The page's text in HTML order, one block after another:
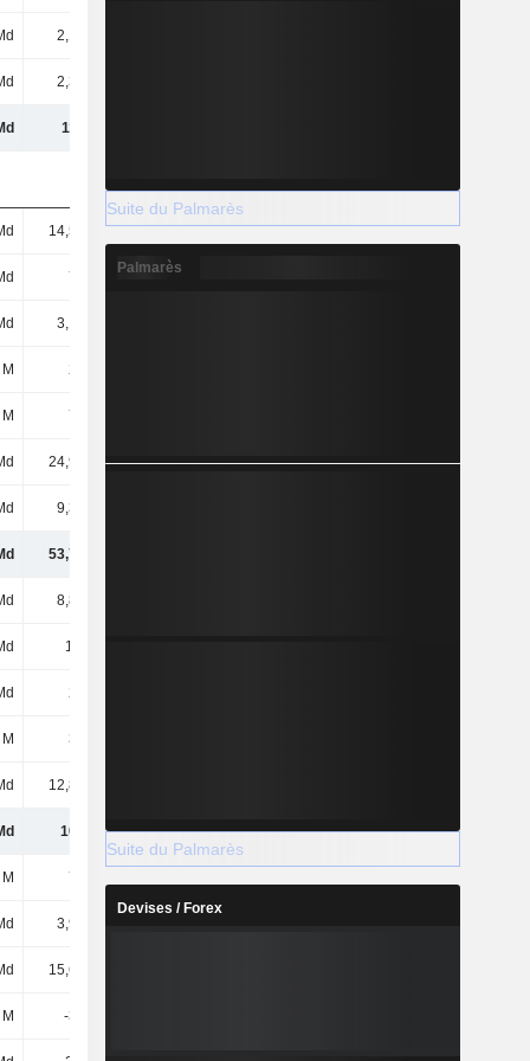
2,17 Md
2,34 Md
119 Md
14,51 Md 13,87 Md 15,96 Md
740 M 806 M
3,17 Md
221 M
740 M
24,99 Md 30,86 Md 32,64 Md
9,39 Md
53,75 Md
8,81 Md
1,4 Md
24 Md
361 M
12,83 Md
101 Md 110 Md 109 Md
791 M
3,98 Md
15,62 Md
-390 M
Suite du Palmarès
Palmarès
Suite du Palmarès
Devises / Forex